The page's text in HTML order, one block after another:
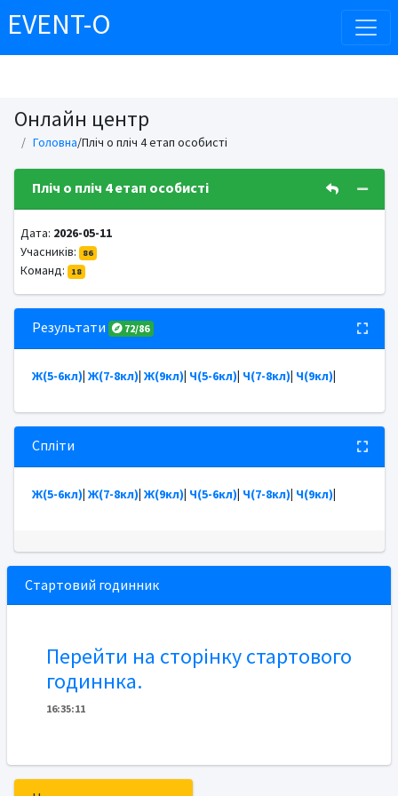
EVENT-O
Онлайн центр
Головна/Пліч о пліч 4 етап особисті
Пліч о пліч 4 етап особисті
Дата: 2026-05-11
Учасників:
86
Команд: 18
Результати 72/86
Ж(5-6кл)| Ж(7-8кл)| Ж(9кл)| Ч(5-6кл)| Ч(7-8кл)| Ч(9кл)|
Спліти
Ж(5-6кл)| Ж(7-8кл)| Ж(9кл)| Ч(5-6кл)| Ч(7-8кл)| Ч(9кл)|
Стартовий годинник
Перейти на сторінку стартового
годиннка.
16:35:11